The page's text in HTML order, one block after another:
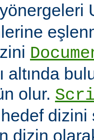
yönergeleri
altında
olur.
dizini
dizin